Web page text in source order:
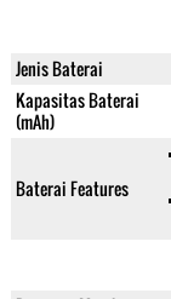
Jenis Baterai
Kapasitas Baterai
(mAh)
Baterai Features